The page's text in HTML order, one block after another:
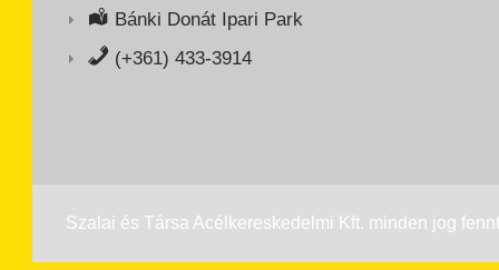
Bánki Donát Ipari Park
(+361) 433-3914
Szalai és Társa Acélkereskedelmi Kft. minden jog